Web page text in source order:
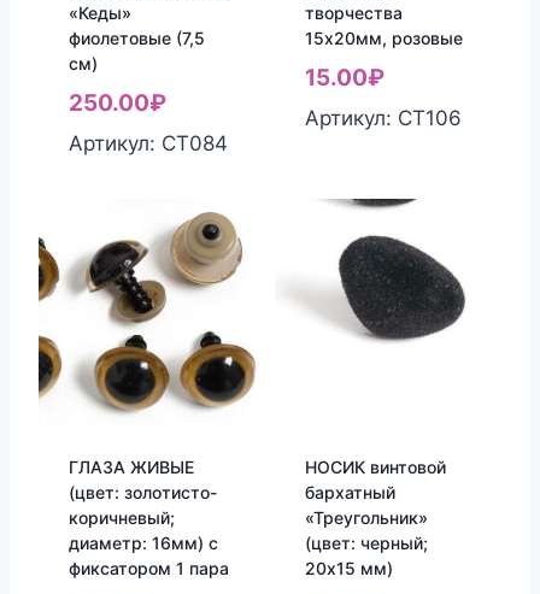
«Кеды»
фиолетовые (7,5
см)
250.00₽
Артикул: СТ084
творчества
15х20мм, розовые
15.00₽
Артикул: СТ106
ГЛАЗА ЖИВЫЕ
(цвет: золотисто-
коричневый;
диаметр: 16мм) с
фиксатором 1 пара
НОСИК винтовой
бархатный
«Треугольник»
(цвет: черный;
20х15 мм)